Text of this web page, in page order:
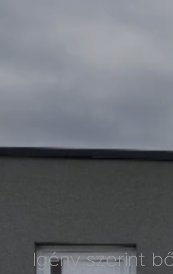
Igény szerint